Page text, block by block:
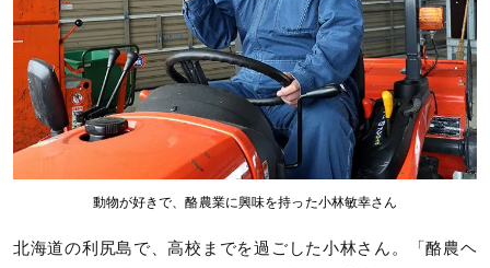
動物が好きで、酪農業に興味を持った小林敏幸さん
北海道の利尻島で、高校までを過ごした小林さん。「酪農ヘ